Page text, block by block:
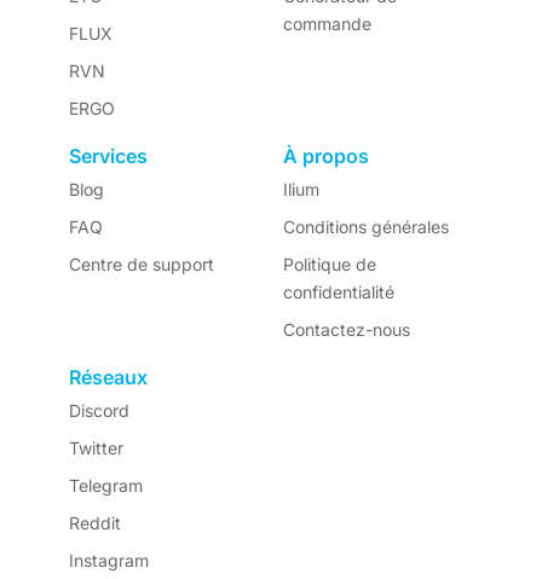
FLUX
RVN
ERGO
commande
Services
Blog
FAQ
Centre de support
À propos
Ilium
Conditions générales
Politique de
confidentialité
Contactez-nous
Réseaux
Discord
Twitter
Telegram
Reddit
Instagram